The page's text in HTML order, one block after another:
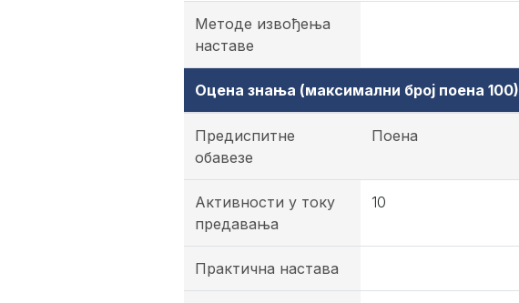
Методе извођења
наставе
Оцена знања (максимални број поена 100)
Предиспитне
обавезе
Поена
Активности у току
предавања
10
Практична настава